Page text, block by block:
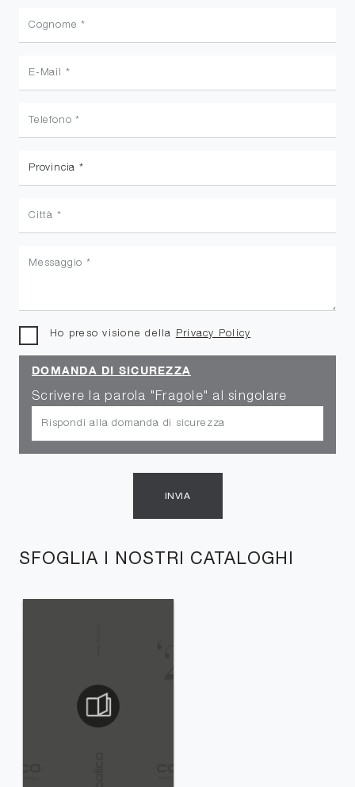
SFOGLIA I NOSTRI CATALOGHI
Ho preso visione della Privacy Policy
DOMANDA DI SICUREZZA
Scrivere la parola "Fragole" al singolare
INVIA